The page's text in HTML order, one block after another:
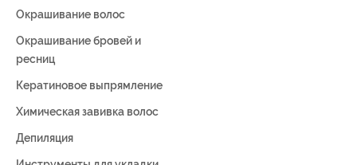
Окрашивание волос
Окрашивание бровей и
ресниц
Кератиновое выпрямление
Химическая завивка волос
Депиляция